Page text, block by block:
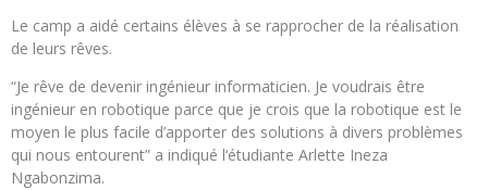
Le camp a aidé certains élèves à se rapprocher de la réalisation
de leurs rêves.
“Je rêve de devenir ingénieur informaticien. Je voudrais être
ingénieur en robotique parce que je crois que la robotique est le
moyen le plus facile d’apporter des solutions à divers problèmes
qui nous entourent” a indiqué l‘étudiante Arlette Ineza
Ngabonzima.